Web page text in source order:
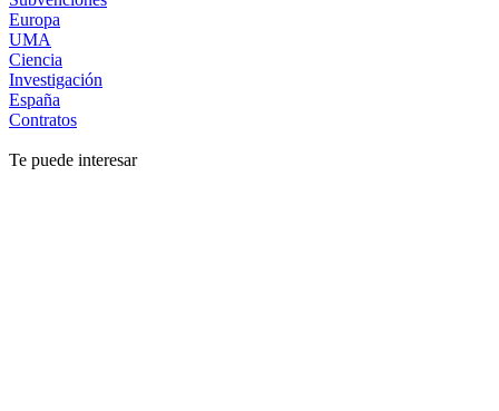
Europa
UMA
Ciencia
Investigación
España
Contratos
Te puede interesar